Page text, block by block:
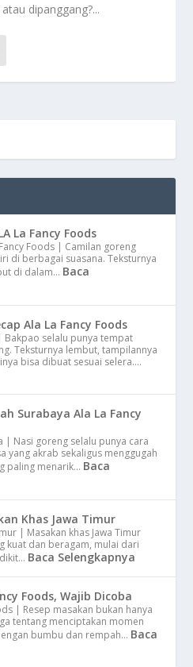
dipanggang?...
La Fancy Foods
Fancy Foods | Camilan goreng
di berbagai suasana. Teksturnya
di dalam… Baca
Ala La Fancy Foods
Bakpao selalu punya tempat
Teksturnya lembut, tampilannya
bisa dibuat sesuai selera.…
Surabaya Ala La Fancy
| Nasi goreng selalu punya cara
yang akrab sekaligus menggugah
paling menarik… Baca
Khas Jawa Timur
| Masakan khas Jawa Timur
kuat dan beragam, mulai dari
Baca Selengkapnya
Foods, Wajib Dicoba
| Resep masakan bukan hanya
tentang menciptakan momen
bumbu dan rempah… Baca